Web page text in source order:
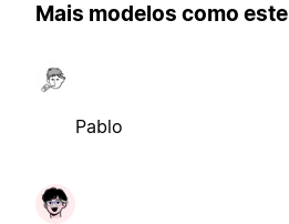
Mais modelos como este
Pablo